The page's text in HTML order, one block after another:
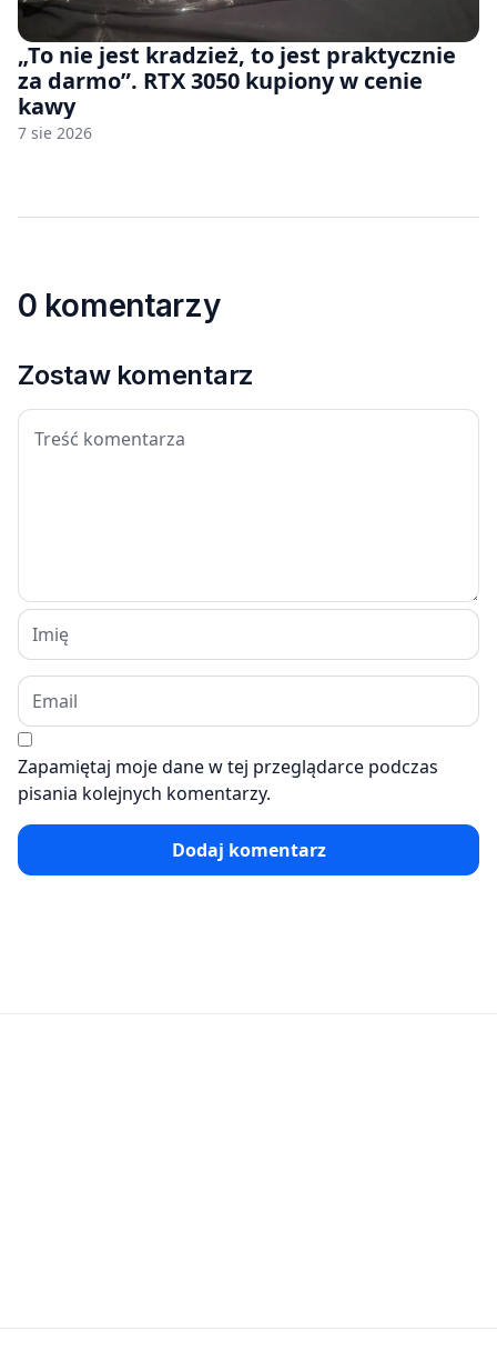
„To nie jest kradzież, to jest praktycznie
za darmo”. RTX 3050 kupiony w cenie
kawy
7 sie 2026
0 komentarzy
Zostaw komentarz
Zapamiętaj moje dane w tej przeglądarce podczas
pisania kolejnych komentarzy.
Dodaj komentarz